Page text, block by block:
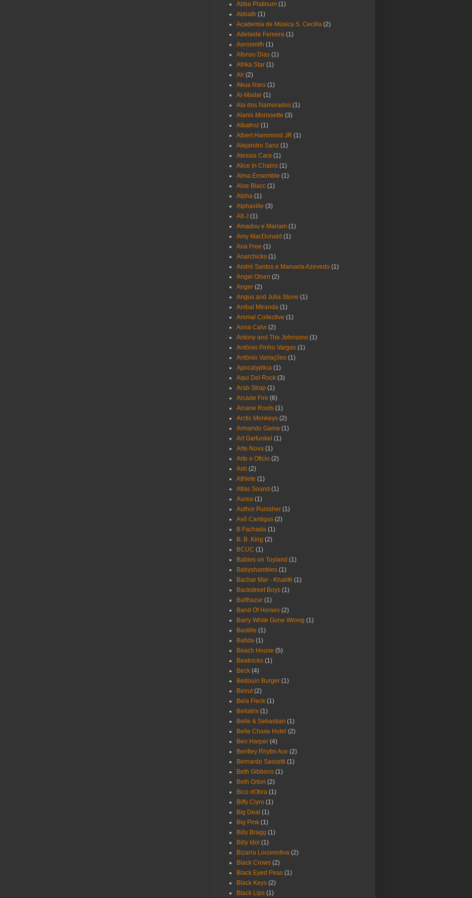
Abba Platinum (1)
Abbath (1)
Academia de Música S. Cecília (2)
Adelaide Ferreira (1)
Aerosmith (1)
Afonso Dias (1)
Afrika Star (1)
Air (2)
Akua Naru (1)
Al-Madar (1)
Ala dos Namorados (1)
Alanis Morissette (3)
Albatroz (1)
Albert Hammond JR (1)
Alejandro Sanz (1)
Alessia Cara (1)
Alice In Chains (1)
Alma Ensemble (1)
Aloe Blacc (1)
Alpha (1)
Alphaville (3)
Alt-J (1)
Amadou e Mariam (1)
Amy MacDonald (1)
Ana Free (1)
Anarchicks (1)
André Santos e Manuela Azevedo (1)
Angel Olsen (2)
Anger (2)
Angus and Julia Stone (1)
Anibal Miranda (1)
Animal Collective (1)
Anna Calvi (2)
Antony and The Johnsons (1)
António Pinho Vargas (1)
António Variações (1)
Apocalyptica (1)
Aqui Del Rock (3)
Arab Strap (1)
Arcade Fire (6)
Arcane Roots (1)
Arctic Monkeys (2)
Armando Gama (1)
Art Garfunkel (1)
Arte Nova (1)
Arte e Oficio (2)
Ash (2)
Athlete (1)
Atlas Sound (1)
Aurea (1)
Author Punisher (1)
Avô Cantigas (2)
B Fachada (1)
B. B. King (2)
BCUC (1)
Babies on Toyland (1)
Babyshambles (1)
Bachar Mar - Khalifé (1)
Backstreet Boys (1)
Balthazar (1)
Band Of Horses (2)
Barry White Gone Wrong (1)
Bastille (1)
Batida (1)
Beach House (5)
Beatnicks (1)
Beck (4)
Bedouin Burger (1)
Beirut (2)
Bela Fleck (1)
Bellatrix (1)
Belle & Sebastian (1)
Belle Chase Hotel (2)
Ben Harper (4)
Bentley Rhytm Ace (2)
Bernardo Sassetti (1)
Beth Gibbons (1)
Beth Orton (2)
Bico dObra (1)
Biffy Clyro (1)
Big Deal (1)
Big Pink (1)
Billy Bragg (1)
Billy Idol (1)
Bizarra Locomotiva (2)
Black Crows (2)
Black Eyed Peas (1)
Black Keys (2)
Black Lips (1)